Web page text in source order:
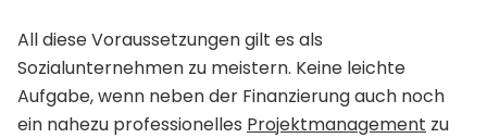
All diese Voraussetzungen gilt es als
Sozialunternehmen zu meistern. Keine leichte
Aufgabe, wenn neben der Finanzierung auch noch
ein nahezu professionelles Projektmanagement zu